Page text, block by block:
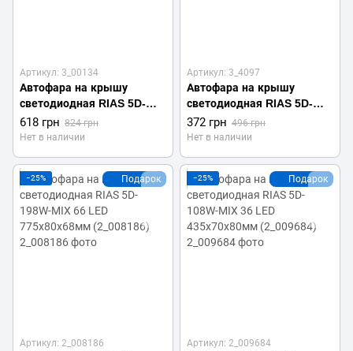
Артикул: 3_00134
Автофара на крышу
светодиодная RIAS 5D-
36W-SPOT 12 LED
(3_00134)
618 грн 824 грн
Нет в наличии
Артикул: 3_4097
Автофара на крышу
светодиодная RIAS 5D-
18W-MIX 6 LED (3_4097)
372 грн 496 грн
Нет в наличии
Подарок
−25%
Артикул: 2_008186
Подарок
−25%
Артикул: 2_009684